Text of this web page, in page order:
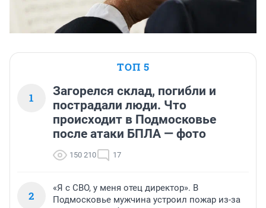
ТОП 5
1
Загорелся склад, погибли и
пострадали люди. Что
происходит в Подмосковье
после атаки БПЛА — фото
150 210 17
2
«Я с СВО, у меня отец директор». В
Подмосковье мужчина устроил пожар из-за